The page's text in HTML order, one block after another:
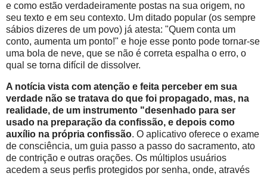
e como estão verdadeiramente postas na sua origem, no
seu texto e em seu contexto. Um ditado popular (os sempre
sábios dizeres de um povo) já atesta: "Quem conta um
conto, aumenta um ponto!" e hoje esse ponto pode tornar-se
uma bola de neve, que se não é correta espalha o erro, o
qual se torna difícil de dissolver.
A notícia vista com atenção e feita perceber em sua
verdade não se tratava do que foi propagado, mas, na
realidade, de um instrumento "desenhado para ser
usado na preparação da confissão, e depois como
auxílio na própria confissão. O aplicativo oferece o exame
de consciência, um guia passo a passo do sacramento, ato
de contrição e outras orações. Os múltiplos usuários
acedem a seus perfis protegidos por senha, onde, através